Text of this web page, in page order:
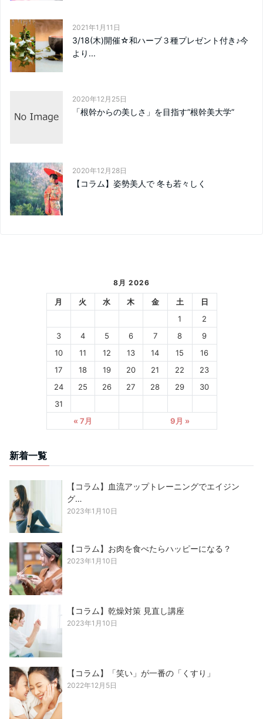
2021年1月11日
3/18(木)開催☆和ハーブ３種プレゼント付き♪今
より...
2020年12月25日
「根幹からの美しさ」を目指す”根幹美大学”
2020年12月28日
【コラム】姿勢美人で 冬も若々しく
8月 2026
月 火 水 木 金 土
日
1
2
3
4 5 6 7 8
9
10
11 12 13 14 15
16
17
18 19 20 21 22
23
24
25 26 27 28 29
30
31
« 7月
9月 »
新着一覧
【コラム】血流アップトレーニングでエイジン
グ…
2023年1月10日
【コラム】お肉を食べたらハッピーになる？
2023年1月10日
【コラム】乾燥対策 見直し講座
2023年1月10日
【コラム】「笑い」が一番の「くすり」
2022年12月5日